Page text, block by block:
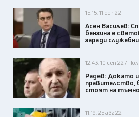
15:15, 11 сеп 22
Асен Василев:
бензина е
заради
12:43, 10 сеп 22 /
Радев: Докато
правителство,
стоят на тъмно
11:19, 25 авг 22